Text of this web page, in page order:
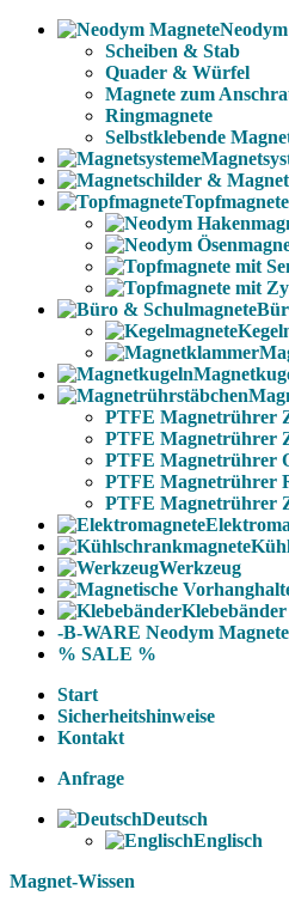
Scheiben & Stab
Quader & Würfel
Magnete zum
Ringmagnete
Selbstklebende
Topfmagnete
PTFE Magnetrührer
PTFE Magnetrührer
PTFE Magnetrührer
PTFE Magnetrührer
PTFE Magnetrührer
Werkzeug
Klebebänder
-B-WARE Neodym
% SALE %
Start
Sicherheitshinweise
Kontakt
Anfrage
Deutsch
Englisch
Magnet-Wissen